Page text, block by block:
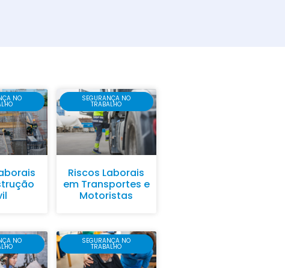
NO SEGURANÇA NO
TRABALHO
Riscos Laborais
em Transportes e
Motoristas
NO SEGURANÇA NO
TRABALHO